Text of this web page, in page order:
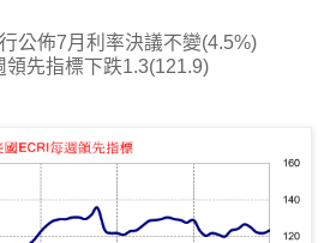
公佈7月利率決議不變(4.5%)
先指標下跌1.3(121.9)